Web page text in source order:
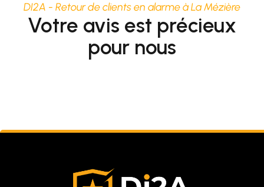
DI2A - Retour de clients en alarme à La Mézière
Votre avis est précieux
pour nous